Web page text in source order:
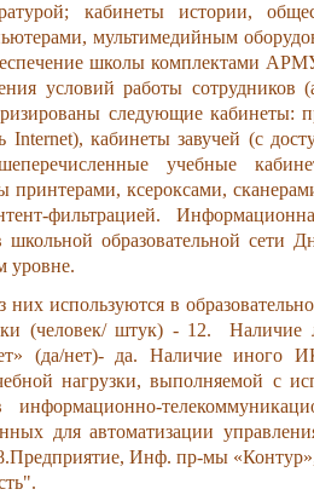
кабинеты истории,
мультимедийным
школы комплектами
условий работы сотрудников
следующие кабинеты:
Internet), кабинеты завучей (с
учебные
принтерами, ксероксами,
фильтрацией.
школьной образовательной
уровне.
используются в
(человек/ штук) - 12. Наличие
(да/нет)- да. Наличие иного
нагрузки, выполняемой с
для автоматизации
8.Предприятие, Инф. пр-мы